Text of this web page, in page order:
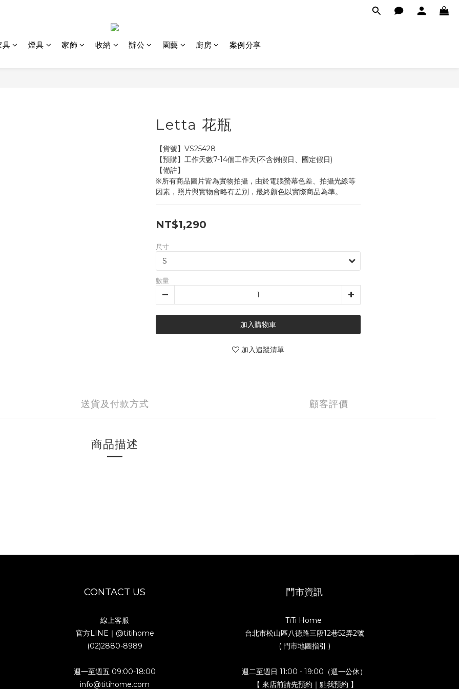
具 燈具 家飾 收納 辦公 園藝 廚房 案例分享
Letta 花瓶
【貨號】VS25428
【預購】工作天數7-14個工作天(不含例假日、國定假日)
【備註】
※所有商品圖片皆為實物拍攝，由於電腦螢幕色差、拍攝光線等
因素，照片與實物會略有差別，最終顏色以實際商品為準。
NT$1,290
尺寸
數量
加入購物車
加入追蹤清單
送貨及付款方式 顧客評價
商品描述
CONTACT US
線上客服
官方LINE｜ @titihome
(02)2880-8989
週一至週五 09:00-18:00
info@titihome.com
門市資訊
TiTi Home
台北市松山區八德路三段12巷52弄2號
( 門市地圖指引 )
週二至週日 11:00 - 19:00（週一公休）
【 來店前請先預約｜點我預約 】